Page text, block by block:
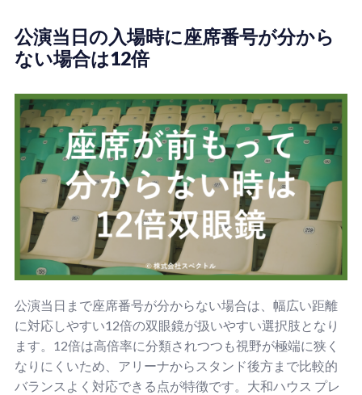
公演当日の入場時に座席番号が分から
ない場合は12倍
公演当日まで座席番号が分からない場合は、幅広い距離
に対応しやすい12倍の双眼鏡が扱いやすい選択肢となり
ます。12倍は高倍率に分類されつつも視野が極端に狭く
なりにくいため、アリーナからスタンド後方まで比較的
バランスよく対応できる点が特徴です。大和ハウス プレ